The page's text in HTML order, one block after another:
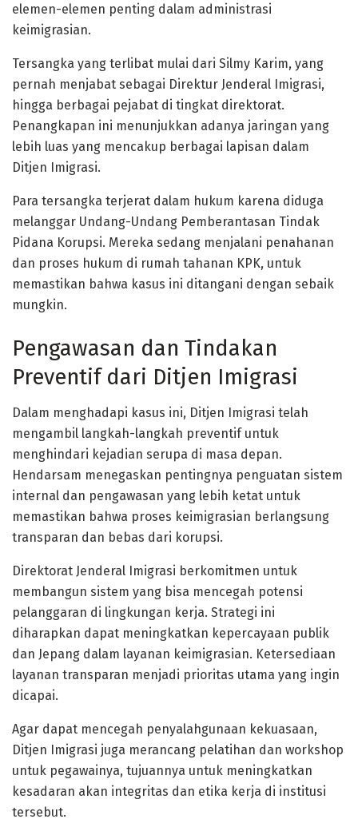
elemen-elemen penting dalam administrasi
keimigrasian.
Tersangka yang terlibat mulai dari Silmy Karim, yang
pernah menjabat sebagai Direktur Jenderal Imigrasi,
hingga berbagai pejabat di tingkat direktorat.
Penangkapan ini menunjukkan adanya jaringan yang
lebih luas yang mencakup berbagai lapisan dalam
Ditjen Imigrasi.
Para tersangka terjerat dalam hukum karena diduga
melanggar Undang-Undang Pemberantasan Tindak
Pidana Korupsi. Mereka sedang menjalani penahanan
dan proses hukum di rumah tahanan KPK, untuk
memastikan bahwa kasus ini ditangani dengan sebaik
mungkin.
Pengawasan dan Tindakan
Preventif dari Ditjen Imigrasi
Dalam menghadapi kasus ini, Ditjen Imigrasi telah
mengambil langkah-langkah preventif untuk
menghindari kejadian serupa di masa depan.
Hendarsam menegaskan pentingnya penguatan sistem
internal dan pengawasan yang lebih ketat untuk
memastikan bahwa proses keimigrasian berlangsung
transparan dan bebas dari korupsi.
Direktorat Jenderal Imigrasi berkomitmen untuk
membangun sistem yang bisa mencegah potensi
pelanggaran di lingkungan kerja. Strategi ini
diharapkan dapat meningkatkan kepercayaan publik
dan Jepang dalam layanan keimigrasian. Ketersediaan
layanan transparan menjadi prioritas utama yang ingin
dicapai.
Agar dapat mencegah penyalahgunaan kekuasaan,
Ditjen Imigrasi juga merancang pelatihan dan workshop
untuk pegawainya, tujuannya untuk meningkatkan
kesadaran akan integritas dan etika kerja di institusi
tersebut.